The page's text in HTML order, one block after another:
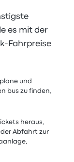
es mit der
Fahrpreise
und
bus zu finden,
heraus,
Abfahrt zur